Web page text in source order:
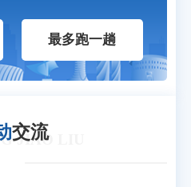
最多跑一趟
交流
JIAO LIU